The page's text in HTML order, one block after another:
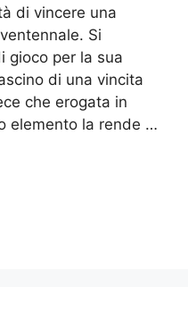
di vincere una
Si
gioco per la sua
di una vincita
che erogata in
elemento la rende …